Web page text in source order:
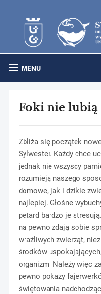
MENU
Foki nie
Zbliża się początek
Sylwester. Każdy chce
jednak nie wszyscy
rozumieją naszego
domowe, jak i dzikie
najlepiej. Głośne
petard bardzo je
na pewno zdają sobie
wrażliwych zwierząt,
środków
organizm. Należy więc
pewno pokazy
świętowania